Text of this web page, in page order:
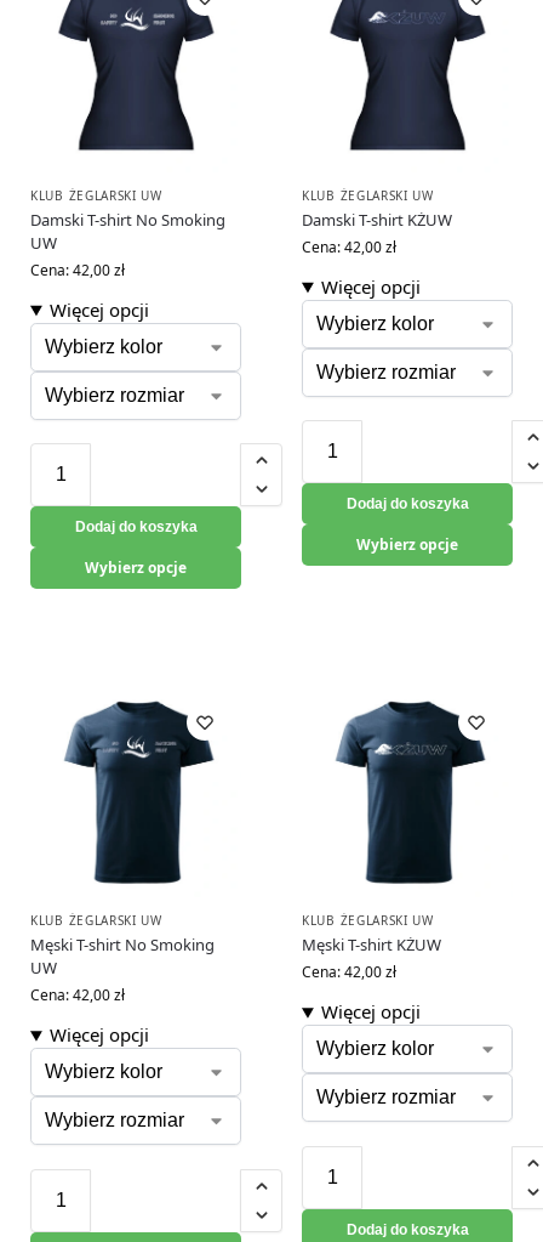
KLUB ŻEGLARSKI UW
Damski T-shirt No Smoking
UW
Cena:42,00zł
Więcej opcji
Dodaj do koszyka
Wybierz opcje
KLUB ŻEGLARSKI UW
Damski T-shirt KŻUW
Cena:42,00zł
Więcej opcji
Dodaj do koszyka
Wybierz opcje
KLUB ŻEGLARSKI UW
Męski T-shirt No Smoking
UW
Cena:42,00zł
Więcej opcji
KLUB ŻEGLARSKI UW
Męski T-shirt KŻUW
Cena:42,00zł
Więcej opcji
Dodaj do koszyka